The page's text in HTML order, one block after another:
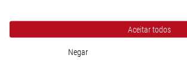
Aceitar todos
Negar